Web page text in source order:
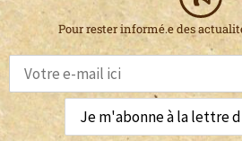
Pour rester informé.e des